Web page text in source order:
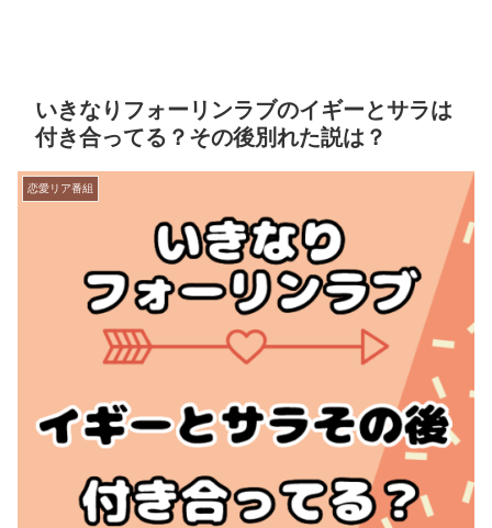
いきなりフォーリンラブのイギーとサラは
付き合ってる？その後別れた説は？
恋愛リア番組